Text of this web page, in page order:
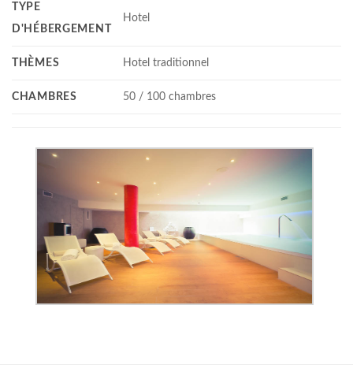
TYPE
D'HÉBERGEMENT
Hotel
THÈMES Hotel traditionnel
CHAMBRES 50 / 100 chambres